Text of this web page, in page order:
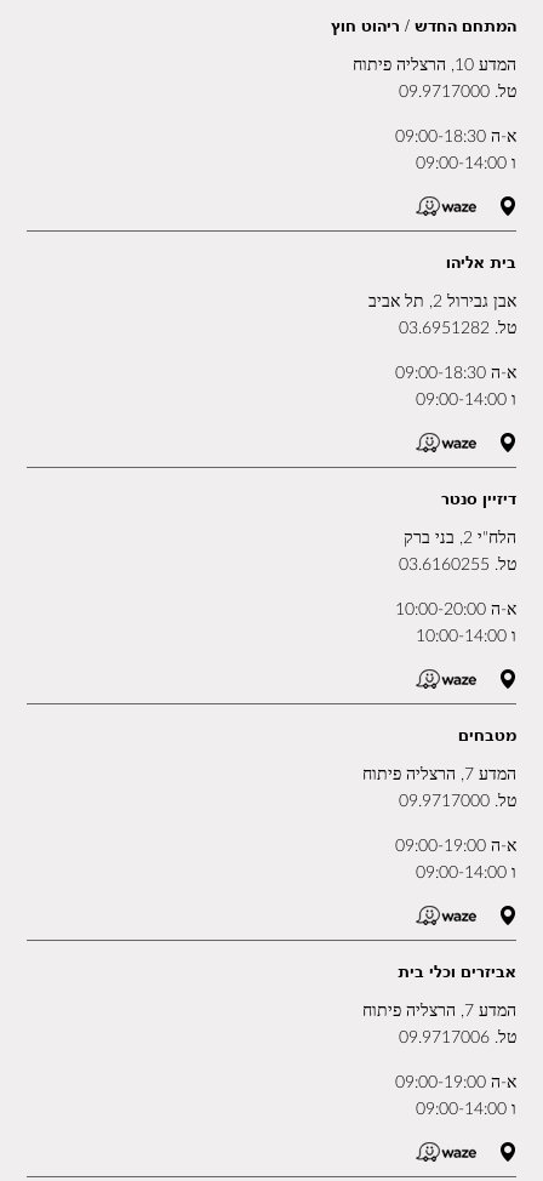
המתחם החדש / ריהוט חוץ
המדע 10, הרצליה פיתוח
טל.09.9717000
א-ה 09:00-18:30
ו 09:00-14:00
בית אליהו
אבן גבירול 2, תל אביב
טל.03.6951282
א-ה 09:00-18:30
ו 09:00-14:00
דיזיין סנטר
הלח"י 2, בני ברק
טל. 03.6160255
א-ה 10:00-20:00
ו 10:00-14:00
מטבחים
המדע 7, הרצליה פיתוח
טל.09.9717000
א-ה 09:00-19:00
ו 09:00-14:00
אביזרים וכלי בית
המדע 7, הרצליה פיתוח
טל.09.9717006
א-ה 09:00-19:00
ו 09:00-14:00